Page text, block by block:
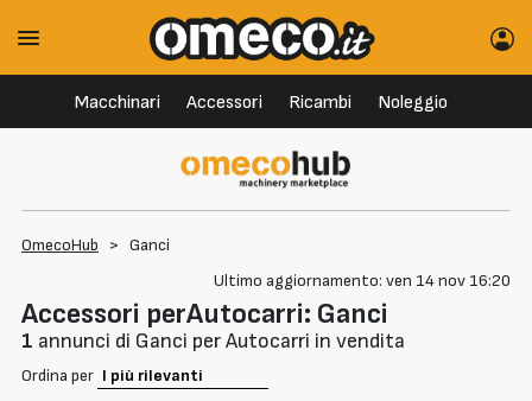
Macchinari Accessori Ricambi Noleggio
OmecoHub > Ganci
Ultimo aggiornamento: ven 14 nov 16:20
Accessori perAutocarri: Ganci
1 annunci di Ganci per Autocarri in vendita
Ordina per